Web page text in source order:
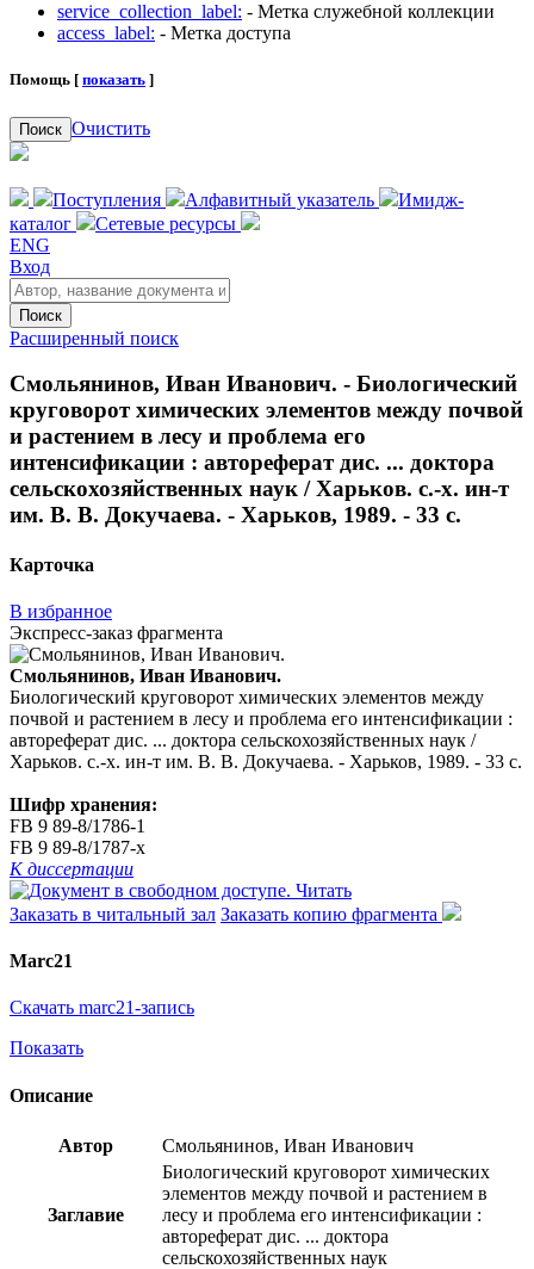
service_collection_label: - Метка служебной коллекции
access_label: - Метка доступа
Помощь [ показать ]
Поиск Очистить
Поступления Алфавитный указатель
Имидж-
каталог
Сетевые ресурсы
ENG
Вход
Поиск
Расширенный поиск
Смольянинов, Иван Иванович. - Биологический
круговорот химических элементов между почвой
и растением в лесу и проблема его
интенсификации : автореферат дис. ... доктора
сельскохозяйственных наук / Харьков. с.-х. ин-т
им. В. В. Докучаева. - Харьков, 1989. - 33 с.
Карточка
В избранное
Экспресс-заказ фрагмента
Смольянинов, Иван Иванович.
Биологический круговорот химических элементов между
почвой и растением в лесу и проблема его интенсификации :
автореферат дис. ... доктора сельскохозяйственных наук /
Харьков. с.-х. ин-т им. В. В. Докучаева. - Харьков, 1989. - 33 с.
Шифр хранения:
FB 9 89-8/1786-1
FB 9 89-8/1787-x
К диссертации
Читать
Заказать в читальный зал Заказать копию фрагмента
Marc21
Скачать marc21-запись
Показать
Описание
Автор Смольянинов, Иван Иванович
Заглавие
Биологический круговорот химических
элементов между почвой и растением в
лесу и проблема его интенсификации :
автореферат дис. ... доктора
сельскохозяйственных наук